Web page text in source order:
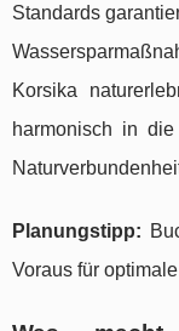
Standards
Korsika
harmonisch in
Planungstipp:
Voraus für